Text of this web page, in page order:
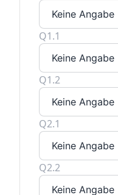
Q1.1
Q1.2
Q2.1
Q2.2